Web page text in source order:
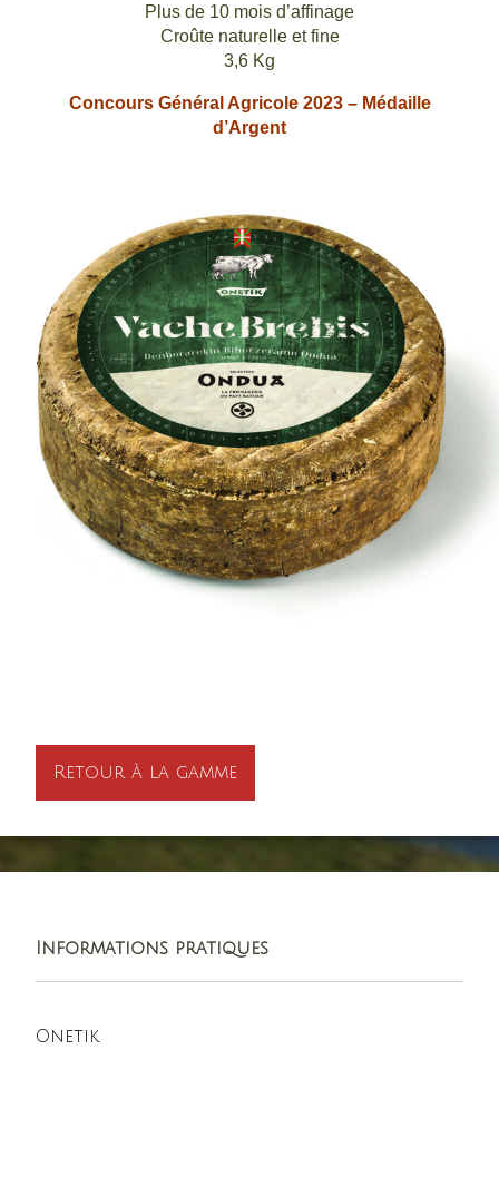
Plus de 10 mois d’affinage
Croûte naturelle et fine
3,6 Kg
Concours Général Agricole 2023 – Médaille
d’Argent
Retour à la gamme
Informations pratiques
Onetik